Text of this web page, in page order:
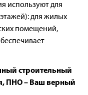
используют для
для жилых
помещений,
строительный
ПНО – Ваш верный